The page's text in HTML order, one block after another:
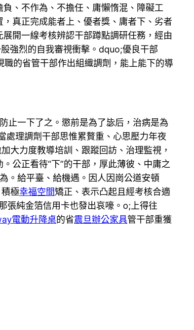
、不作為、不擔任、庸懶惰混、障礙工
真正完成能者上、優者獎、庸者下、劣者
開一線考核辨認干部蹲點調研任務，經由
強烈的自我審視衝擊。dquo;優良干部
的省管干部作出組織調劑，能上能下的導
止一下了之。懲前是為了毖后，治病是為
處理調劑干部思惟累贅重、心思壓力年夜
大力度教導培訓、跟蹤回訪、治理監視，
公正看待“下”的干部，厚此薄彼、中庸之
。給平臺、給機遇。因人因崗公道安頓
極幸福空間矯正、表示凸起且經考核合適
張純金箔信用卡也發出哀嚎。o;上得往
電動升降桌的省震旦辦公家具管干部重獲